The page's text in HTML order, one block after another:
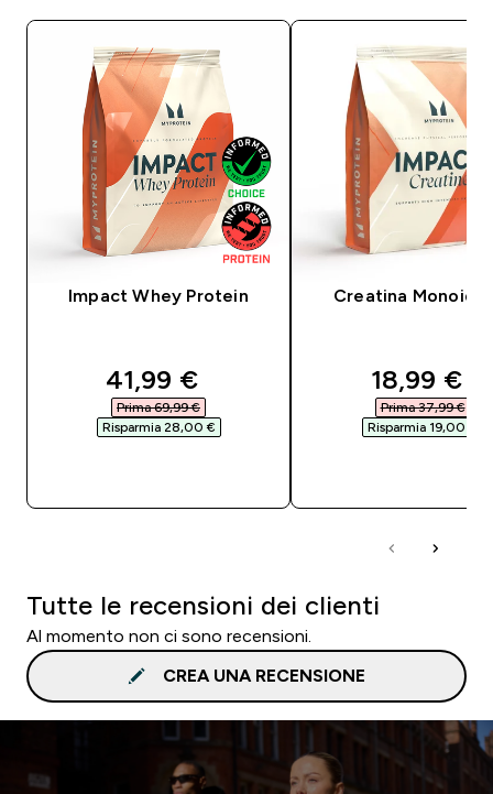
Impact Whey Protein
discounted price
41,99 €‎
Prima 69,99 €‎
Risparmia 28,00 €‎
Creatina
18,99 €‎
Prima 37,99 €‎
Risparmia 19,00 €‎
Tutte le recensioni dei clienti
Al momento non ci sono recensioni.
CREA UNA RECENSIONE